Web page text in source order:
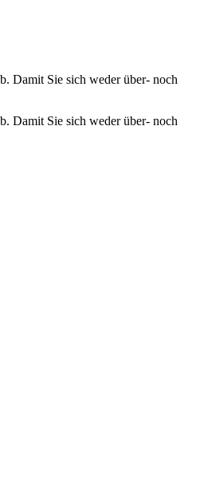
Damit Sie sich weder über- noch
Damit Sie sich weder über- noch